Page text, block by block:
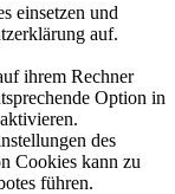
einsetzen und
auf.
ihrem Rechner
Option in
des
Cookies kann zu
führen.